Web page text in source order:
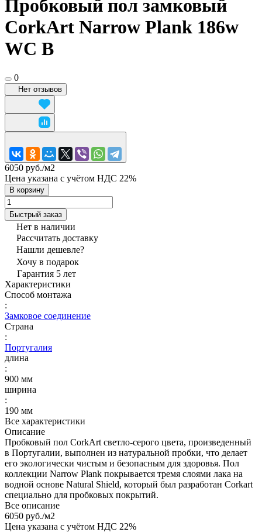
Пробковый пол замковый
CorkArt Narrow Plank 186w
WC B
0
Нет отзывов
6050 руб./м2
Цена указана с учётом НДС 22%
В корзину
Быстрый заказ
Нет в наличии
Рассчитать доставку
Нашли дешевле?
Хочу в подарок
Гарантия 5 лет
Характеристики
Способ монтажа
:
Замковое соединение
Страна
:
Португалия
длина
:
900 мм
ширина
:
190 мм
Все характеристики
Описание
Пробковый пол CorkArt светло-серого цвета, произведенный
в Португалии, выполнен из натуральной пробки, что делает
его экологически чистым и безопасным для здоровья. Пол
коллекции Narrow Plank покрывается тремя слоями лака на
водной основе Natural Shield, который был разработан Corkart
специально для пробковых покрытий.
Все описание
6050 руб./м2
Цена указана с учётом НДС 22%